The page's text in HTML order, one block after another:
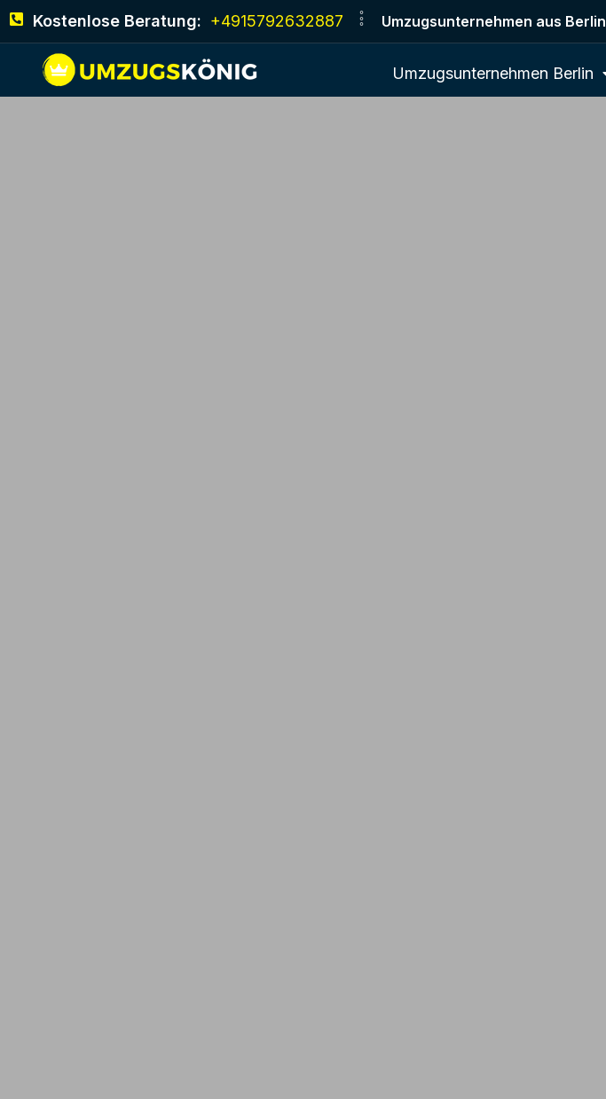
Kostenlose Beratung: +4915792632887 Umzugsunternehmen aus Berlin
Umzugsunternehmen Berlin